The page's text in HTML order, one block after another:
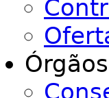
Órgãos